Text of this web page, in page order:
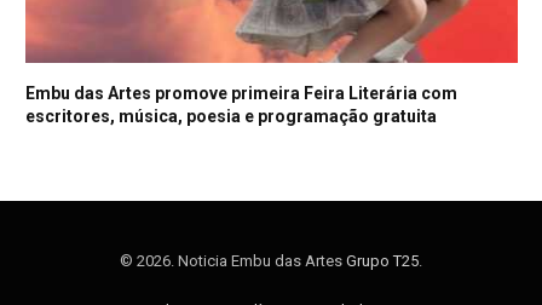
Embu das Artes promove primeira Feira Literária com
escritores, música, poesia e programação gratuita
© 2026. Noticia Embu das Artes Grupo T25.